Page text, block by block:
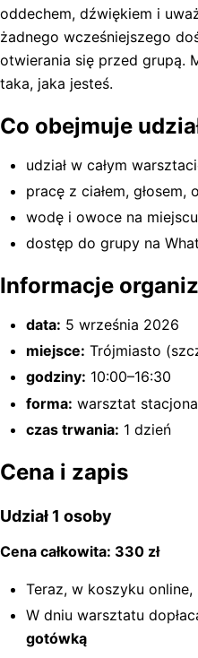
oddechem, dźwiękiem i
żadnego wcześniejszego
otwierania się przed grupą.
taka, jaka jesteś.
Co obejmuje
udział w całym
pracę z ciałem,
wodę i owoce na
dostęp do grupy na
Informacje
data: 5 września 2026
miejsce: Trójmiasto
godziny: 10:00–16:30
forma: warsztat
czas trwania: 1 dzień
Cena i zapis
Udział 1 osoby
Cena całkowita: 330 zł
Teraz, w koszyku online,
W dniu warsztatu
gotówką